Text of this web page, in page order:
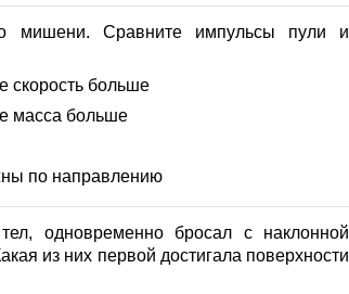
мишени. Сравните импульсы пули и
скорость больше
масса больше
по направлению
одновременно бросал с наклонной
из них первой достигала поверхности